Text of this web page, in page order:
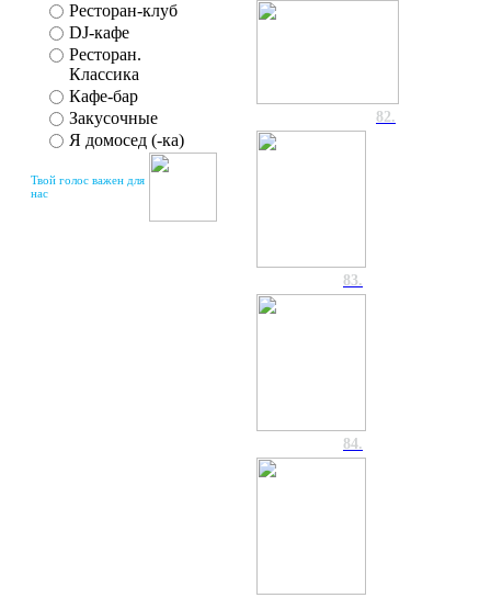
Ресторан-клуб
DJ-кафе
Ресторан.
Классика
Кафе-бар
Закусочные
Я домосед (-ка)
Твой голос важен для
нас
82.
83.
84.